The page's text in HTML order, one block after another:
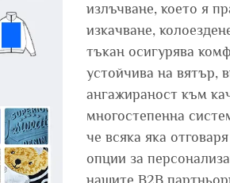
излъчване, което я
изкачване,
тъкан осигурява
устойчива на вятър,
ангажираност към
многостепенна
че всяка яка
опции за
нашите B2B